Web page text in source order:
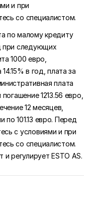
и при
со специалистом.
по малому кредиту
при следующих
1000 евро,
в год, плата за
плата
1213.56 евро,
12 месяцев,
101.13 евро. Перед
с условиями и при
со специалистом.
регулирует ESTO AS.